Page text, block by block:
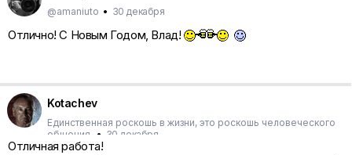
@amaniuto • 30 декабря
Отлично! С Новым Годом, Влад!
Kotachev
Единственная роскошь в жизни, это роскошь человеческого
общения.
• 30 декабря
Отличная работа!